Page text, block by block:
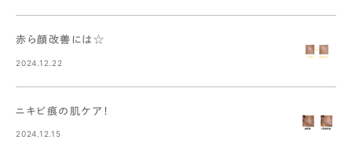
赤ら顔改善には☆
2024.12.22
ニキビ痕の肌ケア！
2024.12.15